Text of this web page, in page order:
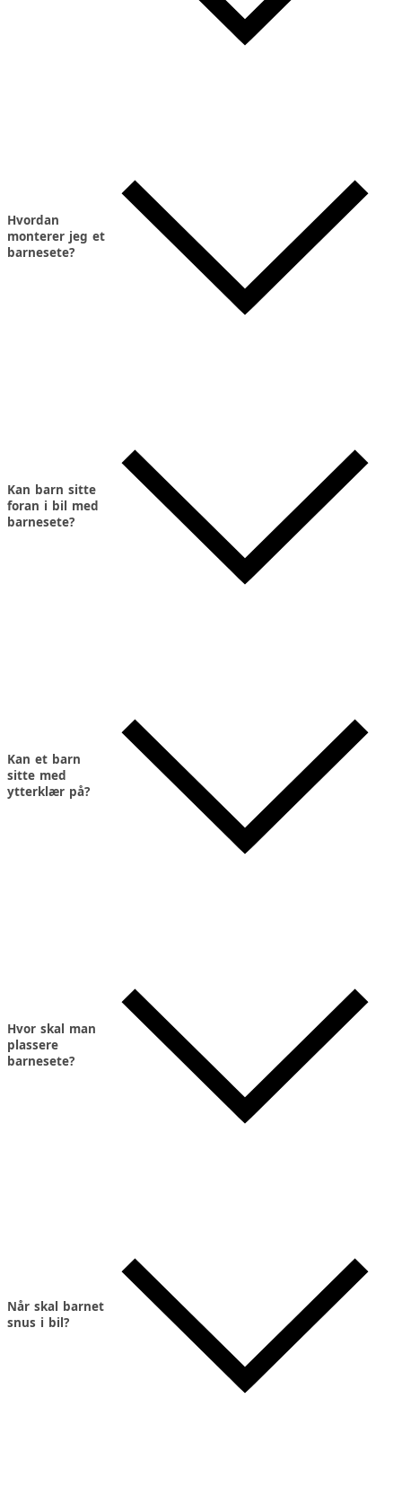
Hvordan
monterer jeg et
barnesete?
Kan barn sitte
foran i bil med
barnesete?
Kan et barn
sitte med
ytterklær på?
Hvor skal man
plassere
barnesete?
Når skal barnet
snus i bil?